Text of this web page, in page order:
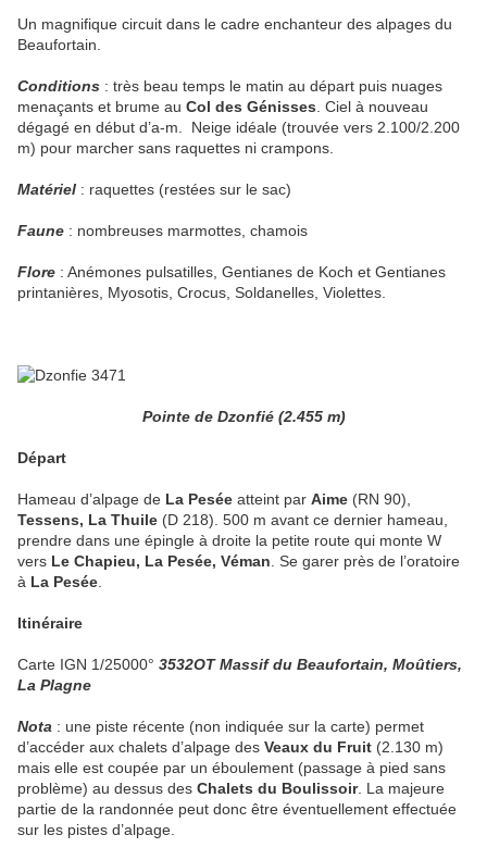
Un magnifique circuit dans le cadre enchanteur des alpages du
Beaufortain.
Conditions : très beau temps le matin au départ puis nuages
menaçants et brume au Col des Génisses . Ciel à nouveau
dégagé en début d’a-m.
Neige idéale (trouvée vers 2.100/2.200
m) pour marcher sans raquettes ni crampons.
Matériel : raquettes (restées sur le sac)
Faune : nombreuses marmottes, chamois
Flore : Anémones pulsatilles, Gentianes de Koch et Gentianes
printanières, Myosotis, Crocus, Soldanelles, Violettes.
Pointe de Dzonfié (2.455 m)
Départ
Hameau d’alpage de La Pesée atteint par Aime (RN 90),
Tessens, La Thuile (D 218). 500 m avant ce dernier hameau,
prendre dans une épingle à droite la petite route qui monte W
vers Le Chapieu, La Pesée, Véman . Se garer près de l’oratoire
à La Pesée
Itinéraire
Carte IGN 1/25000° 3532OT Massif du Beaufortain, Moûtiers,
La Plagne
Nota : une piste récente (non indiquée sur la carte) permet
d’accéder aux chalets d’alpage des Veaux du Fruit (2.130 m)
mais elle est coupée par un éboulement (passage à pied sans
problème) au dessus des Chalets du Boulissoir. La majeure
partie de la randonnée peut donc être éventuellement effectuée
sur les pistes d’alpage.